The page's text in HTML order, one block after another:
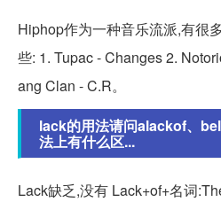
Hiphop作为一种音乐流派,有很
些: 1. Tupac - Changes 2.
ang Clan - C.R。
lack的用法请问alackof、
法上有什么区...
Lack缺乏,没有 Lack+of+名词